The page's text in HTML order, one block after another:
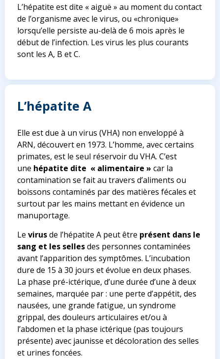
L’hépatite est dite « aiguë » au moment du contact
de l’organisme avec le virus, ou «chronique»
lorsqu’elle persiste au-delà de 6 mois après le
début de l’infection. Les virus les plus courants
sont les A, B et C.
L’hépatite A
Elle est due à un virus (VHA) non enveloppé à
ARN, découvert en 1973. L’homme, avec certains
primates, est le seul réservoir du VHA. C’est
une hépatite dite « alimentaire » car la
contamination se fait au travers d’aliments ou
boissons contaminés par des matières fécales et
surtout par les mains mettant en évidence un
manuportage.
Le virusde l’hépatite A peut être présent dans le
sang et les sellesdes personnes contaminées
avant l’apparition des symptômes. L’incubation
dure de 15 à 30 jours et évolue en deux phases.
La phase pré-ictérique, d’une durée d’une à deux
semaines, marquée par : une perte d’appétit, des
nausées, une grande fatigue, un syndrome
grippal, des douleurs articulaires et/ou à
l’abdomen et la phase ictérique (pas toujours
présente) avec jaunisse et décoloration des selles
et urines foncées.